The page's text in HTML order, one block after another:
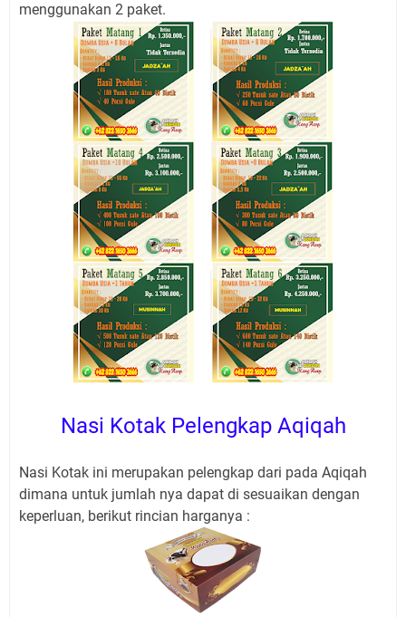
menggunakan 2 paket.
Nasi Kotak Pelengkap Aqiqah
Nasi Kotak ini merupakan pelengkap dari pada Aqiqah
dimana untuk jumlah nya dapat di sesuaikan dengan
keperluan, berikut rincian harganya :